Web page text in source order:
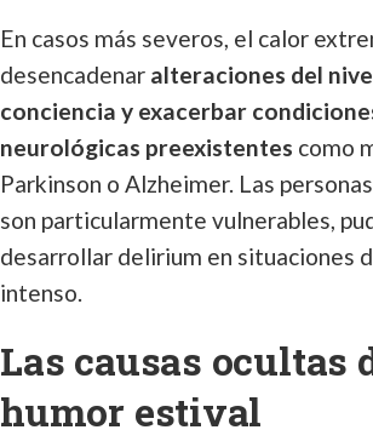
En casos más severos, el calor
desencadenar alteraciones del
conciencia y exacerbar
neurológicas preexistentes como
Parkinson o Alzheimer. Las
son particularmente vulnerables,
desarrollar delirium en situaciones
intenso.
Las causas ocultas
humor estival